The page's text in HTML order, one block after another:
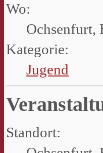
Wo:
Ochsenfurt,
Kategorie:
Jugend
Standort: